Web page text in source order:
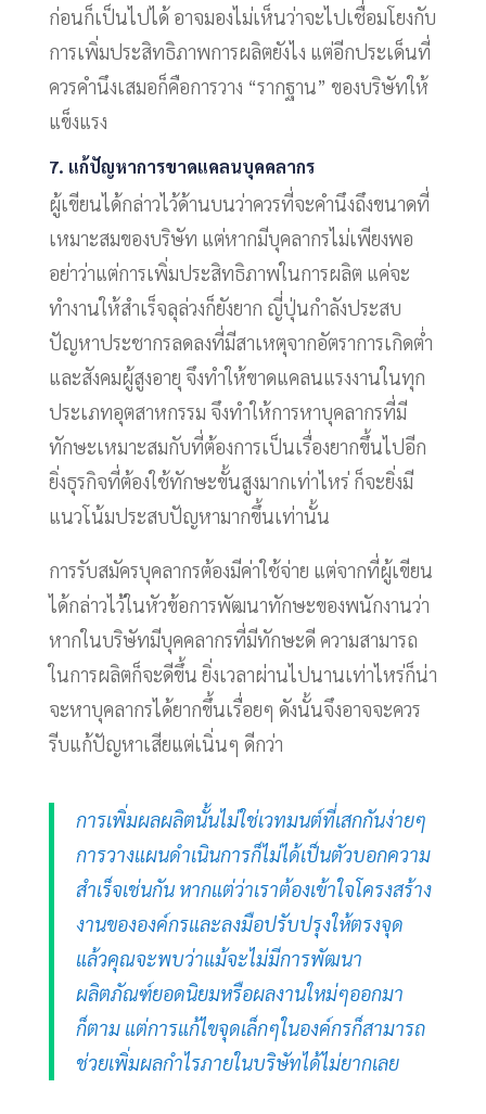
ก่อนก็เป็นไปได้ อาจมองไม่เห็นว่าจะไปเชื่อมโยงกับ
การเพิ่มประสิทธิภาพการผลิตยังไง แต่อีกประเด็นที่
ควรคำนึงเสมอก็คือการวาง “รากฐาน” ของบริษัทให้
แข็งแรง
7. แก้ปัญหาการขาดแคลนบุคคลากร
ผู้เขียนได้กล่าวไว้ด้านบนว่าควรที่จะคำนึงถึงขนาดที่
เหมาะสมของบริษัท แต่หากมีบุคลากรไม่เพียงพอ
อย่าว่าแต่การเพิ่มประสิทธิภาพในการผลิต แค่จะ
ทำงานให้สำเร็จลุล่วงก็ยังยาก ญี่ปุ่นกำลังประสบ
ปัญหาประชากรลดลงที่มีสาเหตุจากอัตราการเกิดต่ำ
และสังคมผู้สูงอายุ จึงทำให้ขาดแคลนแรงงานในทุก
ประเภทอุตสาหกรรม จึงทำให้การหาบุคลากรที่มี
ทักษะเหมาะสมกับที่ต้องการเป็นเรื่องยากขึ้นไปอีก
ยิ่งธุรกิจที่ต้องใช้ทักษะขั้นสูงมากเท่าไหร่ ก็จะยิ่งมี
แนวโน้มประสบปัญหามากขึ้นเท่านั้น
การรับสมัครบุคลากรต้องมีค่าใช้จ่าย แต่จากที่ผู้เขียน
ได้กล่าวไว้ในหัวข้อการพัฒนาทักษะของพนักงานว่า
หากในบริษัทมีบุคคลากรที่มีทักษะดี ความสามารถ
ในการผลิตก็จะดีขึ้น ยิ่งเวลาผ่านไปนานเท่าไหร่ก็น่า
จะหาบุคลากรได้ยากขึ้นเรื่อยๆ ดังนั้นจึงอาจจะควร
รีบแก้ปัญหาเสียแต่เนิ่นๆ ดีกว่า
การเพิ่มผลผลิตนั้นไม่ใช่เวทมนต์ที่เสกกันง่ายๆ
การวางแผนดำเนินการก็ไม่ได้เป็นตัวบอกความ
สำเร็จเช่นกัน หากแต่ว่าเราต้องเข้าใจโครงสร้าง
งานขององค์กรและลงมือปรับปรุงให้ตรงจุด
แล้วคุณจะพบว่าแม้จะไม่มีการพัฒนา
ผลิตภัณฑ์ยอดนิยมหรือผลงานใหม่ๆออกมา
ก็ตาม แต่การแก้ไขจุดเล็กๆในองค์กรก็สามารถ
ช่วยเพิ่มผลกำไรภายในบริษัทได้ไม่ยากเลย